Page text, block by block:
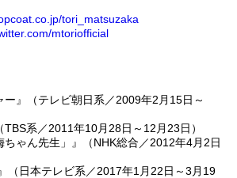
tori_matsuzaka
mtoriofficial
ー』（テレビ朝日系／2009年2月15日～
TBS系／2011年10月28日～12月23日）
ちゃん先生」』（NHK総合／2012年4月2日
（日本テレビ系／2017年1月22日～3月19